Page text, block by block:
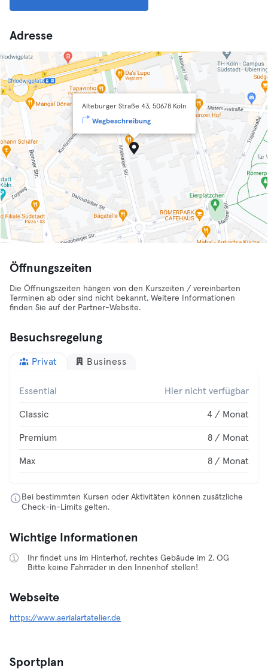
Adresse
Alteburger Straße 43, 50678 Köln
Wegbeschreibung
Öffnungszeiten
Die Öffnungszeiten hängen von den Kurszeiten / vereinbarten
Terminen ab oder sind nicht bekannt. Weitere Informationen
finden Sie auf der Partner-Website.
Besuchsregelung
Privat Business
Essential Hier nicht verfügbar
Classic 4 / Monat
Premium 8 / Monat
Max 8 / Monat
Bei bestimmten Kursen oder Aktivitäten können zusätzliche
Check-in-Limits gelten.
Wichtige Informationen
Ihr findet uns im Hinterhof, rechtes Gebäude im 2. OG
Bitte keine Fahrräder in den Innenhof stellen!
Webseite
https://www.aerialartatelier.de
Sportplan